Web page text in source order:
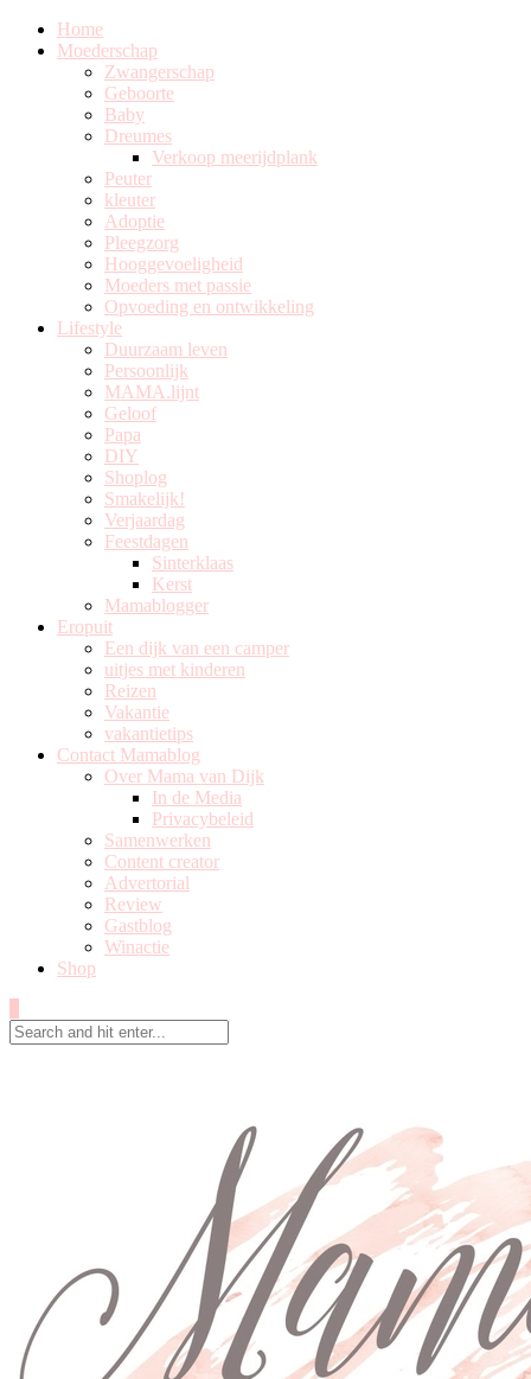
Home
Moederschap
Zwangerschap
Geboorte
Baby
Dreumes
Verkoop meerijdplank
Peuter
kleuter
Adoptie
Pleegzorg
Hooggevoeligheid
Moeders met passie
Opvoeding en ontwikkeling
Lifestyle
Duurzaam leven
Persoonlijk
MAMA.lijnt
Geloof
Papa
DIY
Shoplog
Smakelijk!
Verjaardag
Feestdagen
Sinterklaas
Kerst
Mamablogger
Eropuit
Een dijk van een camper
uitjes met kinderen
Reizen
Vakantie
vakantietips
Contact Mamablog
Over Mama van Dijk
In de Media
Privacybeleid
Samenwerken
Content creator
Advertorial
Review
Gastblog
Winactie
Shop